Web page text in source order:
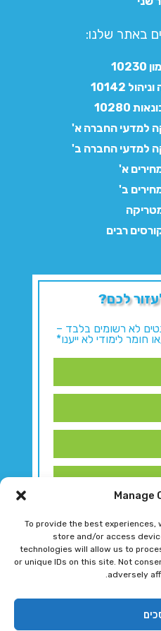
Manage
To provide the best experiences,
store and/or access
technologies will allow us to
or unique IDs on this site. Not
adversely
באתר שלנו:​
10142
10280
למדעי החברה א'
למדעי החברה ב'
א'
ב'
רבים
לכם?
לא רשומים בלבד –
חומר לימודי לא ייענו*